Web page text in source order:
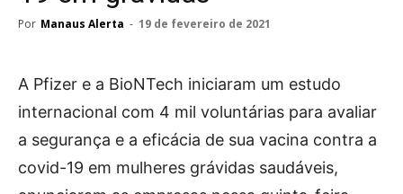
Por Manaus Alerta - 19 de fevereiro de 2021
A Pfizer e a BioNTech iniciaram um estudo
internacional com 4 mil voluntárias para avaliar
a segurança e a eficácia de sua vacina contra a
covid-19 em mulheres grávidas saudáveis,